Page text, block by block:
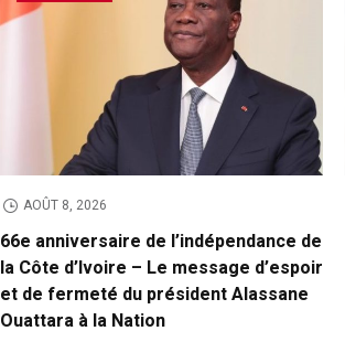
AOÛT 8, 2026
66e anniversaire de l’indépendance de
la Côte d’Ivoire – Le message d’espoir
et de fermeté du président Alassane
Ouattara à la Nation